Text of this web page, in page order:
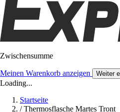
Zwischensumme
Meinen Warenkorb anzeigen Weiter
Loading...
Startseite
/ Thermosflasche Martes Tront